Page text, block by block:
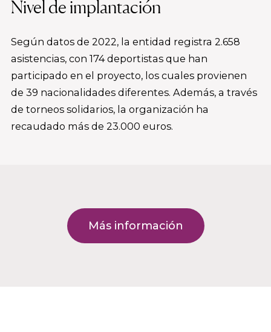
Nivel de implantación
Según datos de 2022, la entidad registra 2.658
asistencias, con 174 deportistas que han
participado en el proyecto, los cuales provienen
de 39 nacionalidades diferentes. Además, a través
de torneos solidarios, la organización ha
recaudado más de 23.000 euros.
Más información